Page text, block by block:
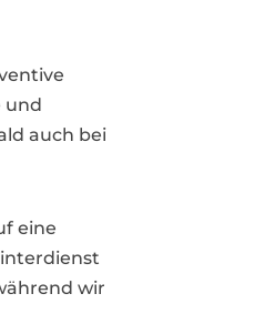
und
auch bei
eine
wir